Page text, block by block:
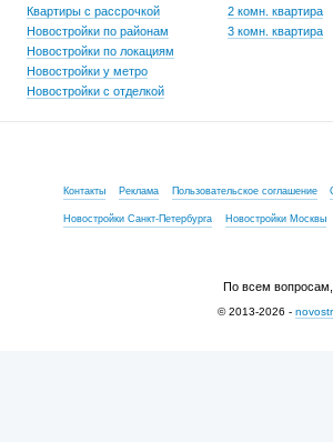
Квартиры с рассрочкой
Новостройки по районам
Новостройки по локациям
Новостройки у метро
Новостройки с отделкой
2 комн. квартира
3 комн. квартира
Контакты Реклама Пользовательское соглашение
Новостройки Санкт-Петербурга Новостройки Москвы
По всем
© 2013-2026 -